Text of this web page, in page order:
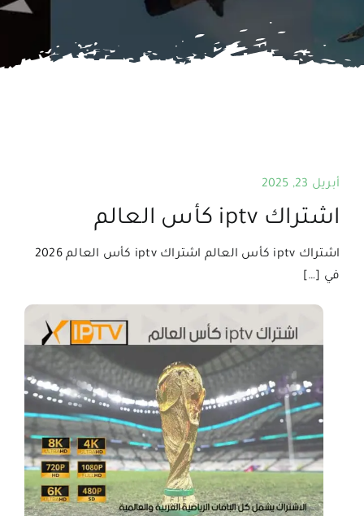
اتصل بنا
البحث
عن:
أبريل 23, 2025
اشتراك iptv كأس العالم
اشتراك iptv كأس العالم اشتراك iptv كأس العالم 2026
في […]